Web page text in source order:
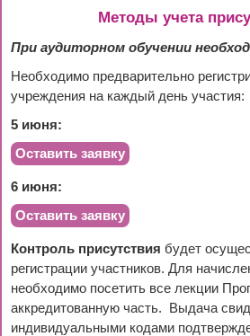
Методы учета
При аудиторном обучении
Необходимо предварительно
учреждения на каждый день участия:
5 июня:
Оставить заявку
6 июня:
Оставить заявку
Контроль присутствия будет
регистрации участников. Для
необходимо посетить все лекции
аккредитованную часть. Выдача
индивидуальными кодами